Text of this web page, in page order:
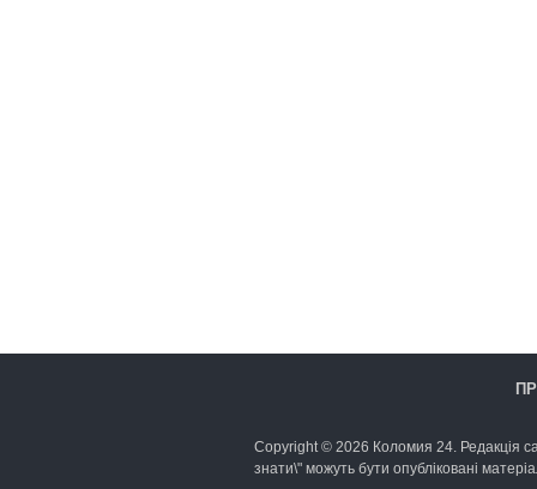
Copyright © 2026 Коломия 24. Редакція
знати\" можуть бути опубліковані